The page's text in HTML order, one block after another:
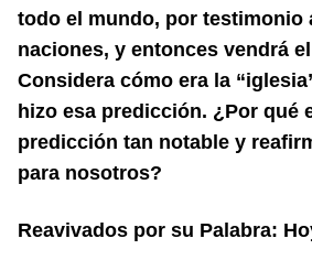
todo el mundo, por testimonio
naciones, y entonces vendrá
Considera cómo era la
hizo esa predicción. ¿Por qué
predicción tan notable y
para nosotros?
Reavivados por su Palabra: